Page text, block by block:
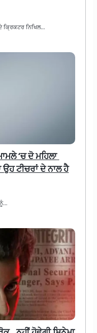
ਕ੍ਰਿਕਟਰ ਨਿਖਿਲ…
‘ਚ ਦੋ ਮਹਿਲਾ
ਟੀਚਰਾਂ ਦੇ ਨਾਲ ਹੈ